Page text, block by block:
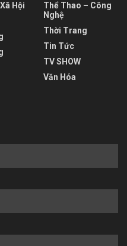
Hội
Thể Thao – Công
Nghệ
Thời Trang
Tin Tức
TV SHOW
Văn Hóa